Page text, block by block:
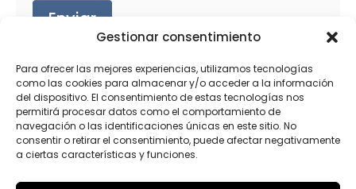
Gestionar consentimiento
Para ofrecer las mejores experiencias, utilizamos tecnologías
como las cookies para almacenar y/o acceder a la información
del dispositivo. El consentimiento de estas tecnologías nos
permitirá procesar datos como el comportamiento de
navegación o las identificaciones únicas en este sitio. No
consentir o retirar el consentimiento, puede afectar negativamente
a ciertas características y funciones.
p
n
a
l
)
C
o
r
e
*
Enviar
Productos relacionados